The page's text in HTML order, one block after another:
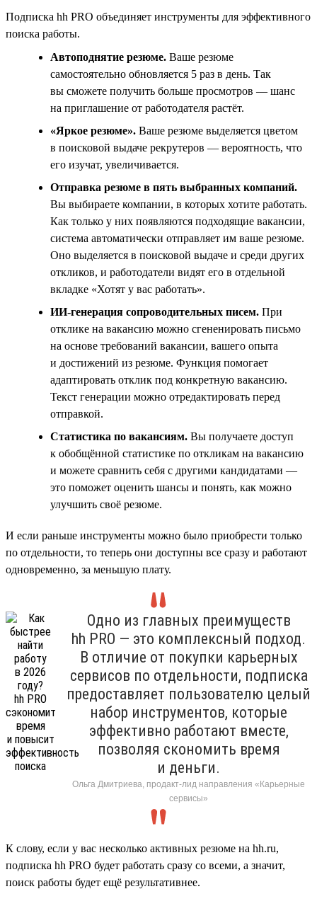
Подписка hh PRO объединяет инструменты для эффективного
поиска работы.
Автоподнятие резюме. Ваше резюме
самостоятельно обновляется 5 раз в день. Так
вы сможете получить больше просмотров — шанс
на приглашение от работодателя растёт.
«Яркое резюме». Ваше резюме выделяется цветом
в поисковой выдаче рекрутеров — вероятность, что
его изучат, увеличивается.
Отправка резюме в пять выбранных компаний.
Вы выбираете компании, в которых хотите работать.
Как только у них появляются подходящие вакансии,
система автоматически отправляет им ваше резюме.
Оно выделяется в поисковой выдаче и среди других
откликов, и работодатели видят его в отдельной
вкладке «Хотят у вас работать».
ИИ-генерация сопроводительных писем. При
отклике на вакансию можно сгененировать письмо
на основе требований вакансии, вашего опыта
и достижений из резюме. Функция помогает
адаптировать отклик под конкретную вакансию.
Текст генерации можно отредактировать перед
отправкой.
Статистика по вакансиям. Вы получаете доступ
к обобщённой статистике по откликам на вакансию
и можете сравнить себя с другими кандидатами —
это поможет оценить шансы и понять, как можно
улучшить своё резюме.
И если раньше инструменты можно было приобрести только
по отдельности, то теперь они доступны все сразу и работают
одновременно, за меньшую плату.
Одно из главных преимуществ
hh PRO — это комплексный подход.
В отличие от покупки карьерных
сервисов по отдельности, подписка
предоставляет пользователю целый
набор инструментов, которые
эффективно работают вместе,
позволяя скономить время
и деньги.
Ольга Дмитриева, продакт-лид направления «Карьерные
сервисы»
К слову, если у вас несколько активных резюме на hh.ru,
подписка hh PRO будет работать сразу со всеми, а значит,
поиск работы будет ещё результативнее.